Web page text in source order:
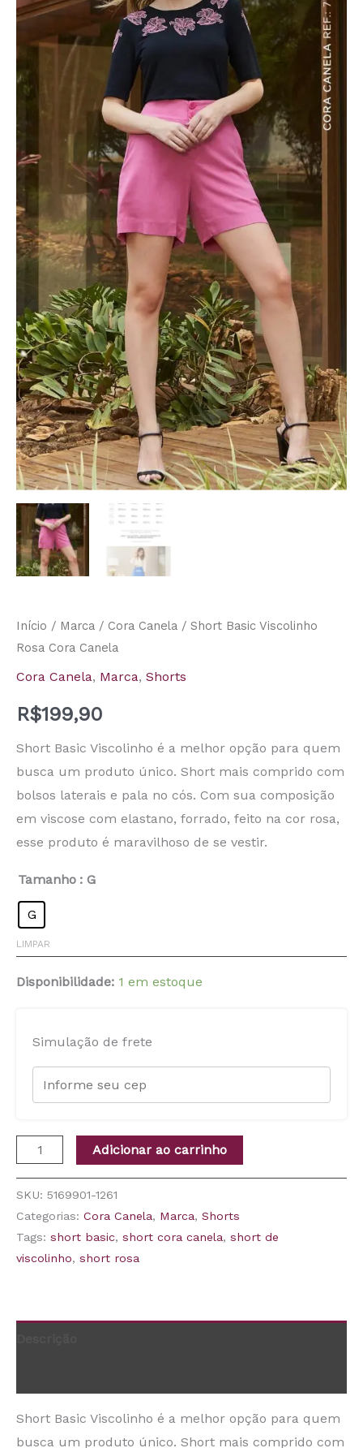
Início / Marca / Cora Canela / Short Basic Viscolinho
Rosa Cora Canela
Cora Canela, Marca, Shorts
R$199,90
Short Basic Viscolinho é a melhor opção para quem
busca um produto único. Short mais comprido com
bolsos laterais e pala no cós. Com sua composição
em viscose com elastano, forrado, feito na cor rosa,
esse produto é maravilhoso de se vestir.
Tamanho : G
G
LIMPAR
Disponibilidade: 1 em estoque
Simulação de frete
Cora
quantidade
Adicionar ao carrinho
SKU: 5169901-1261
Categorias: Cora Canela, Marca, Shorts
Tags: short basic, short cora canela, short de
viscolinho, short rosa
Short Basic Viscolinho é a melhor opção para quem
busca um produto único. Short mais comprido com